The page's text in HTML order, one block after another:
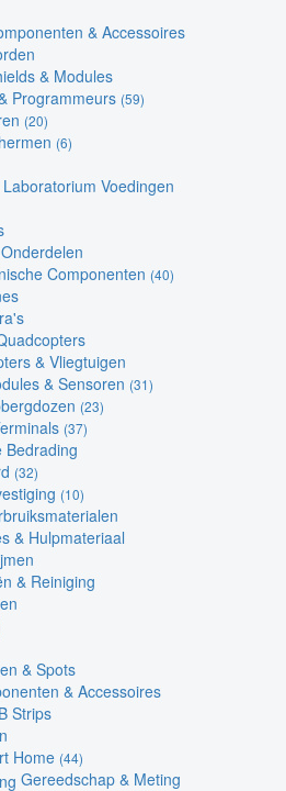
& Accessoires
& Modules
Programmeurs (59)
(20)
(6)
Voedingen
Componenten (40)
& Vliegtuigen
& Sensoren (31)
(23)
(37)
Bedrading
(32)
(10)
& Hulpmateriaal
& Reiniging
& Spots
& Accessoires
Strips
Home (44)
Gereedschap & Meting